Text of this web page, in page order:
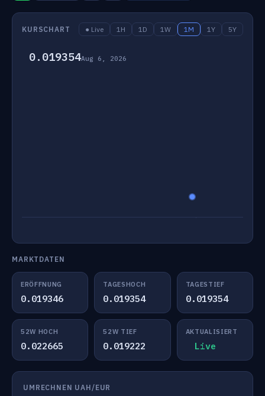
KURSCHART ● Live 1H 1D 1W 1M 1Y 5Y
0.019354Aug 6, 2026
MARKTDATEN
ERÖFFNUNG
0.019346
TAGESHOCH
0.019354
TAGESTIEF
0.019354
52W HOCH
0.022665
52W TIEF
0.019222
AKTUALISIERT
Live
UMRECHNEN UAH/EUR